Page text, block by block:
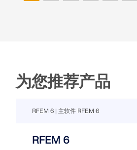
为您推荐产品
RFEM 6 | 主软件 RFEM 6
RFEM 6